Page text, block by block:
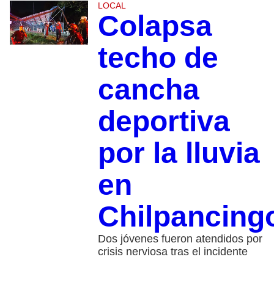
LOCAL
Colapsa
techo de
cancha
deportiva
por la lluvia
en
Dos jóvenes fueron atendidos por
crisis nerviosa tras el incidente